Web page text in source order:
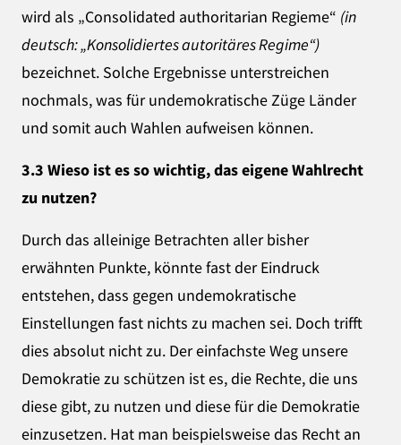
wird als „Consolidated authoritarian Regieme“ (in
deutsch: „Konsolidiertes autoritäres Regime“)
bezeichnet. Solche Ergebnisse unterstreichen
nochmals, was für undemokratische Züge Länder
und somit auch Wahlen aufweisen können.
3.3 Wieso ist es so wichtig, das eigene Wahlrecht
zu nutzen?
Durch das alleinige Betrachten aller bisher
erwähnten Punkte, könnte fast der Eindruck
entstehen, dass gegen undemokratische
Einstellungen fast nichts zu machen sei. Doch trifft
dies absolut nicht zu. Der einfachste Weg unsere
Demokratie zu schützen ist es, die Rechte, die uns
diese gibt, zu nutzen und diese für die Demokratie
einzusetzen. Hat man beispielsweise das Recht an